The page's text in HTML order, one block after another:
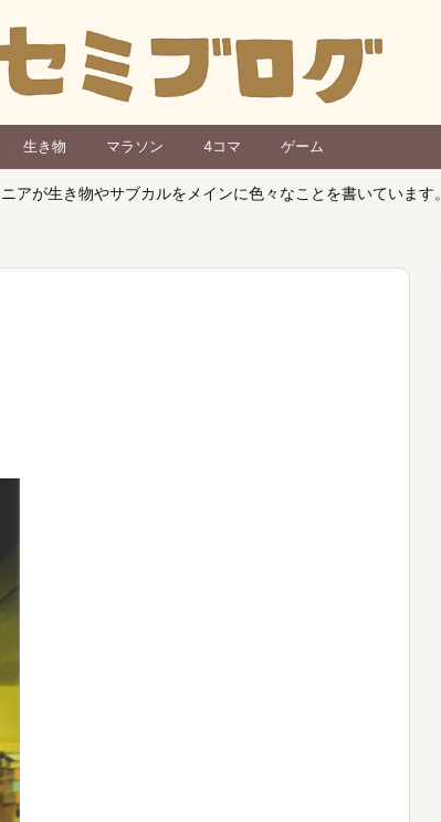
生き物 マラソン 4コマ ゲーム
アが生き物やサブカルをメインに色々なことを書いています。